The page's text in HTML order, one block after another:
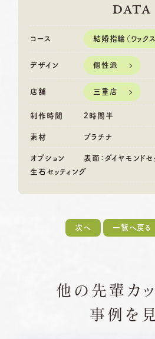
DATA
コース 結婚指輪（ワックス
デザイン 個性派
店舗 三重店
制作時間 2時間半
素材 プラチナ
オプション
表面：ダイヤモンド
生石セッティング
次へ 一覧へ戻る
他の先輩カ
事例を